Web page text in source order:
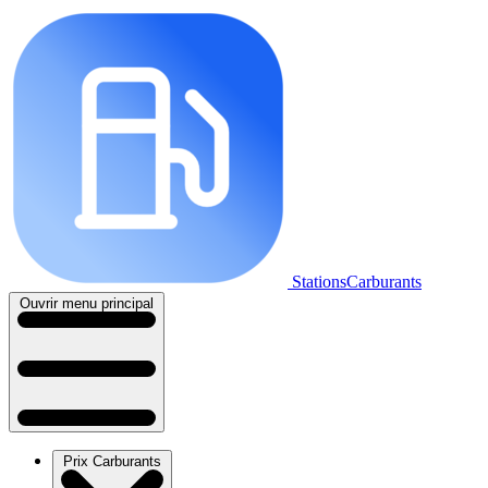
StationsCarburants
Ouvrir menu principal
Prix Carburants